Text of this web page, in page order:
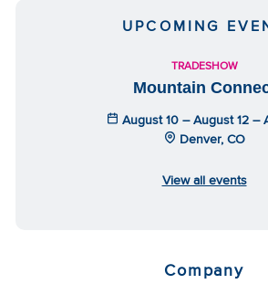
UPCOMING
TRADESHOW
Mountain
August 10 – August 12 –
Denver, CO
View all events
Company